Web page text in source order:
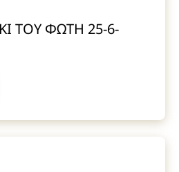
ΤΟΥ ΦΩΤΗ 25-6-